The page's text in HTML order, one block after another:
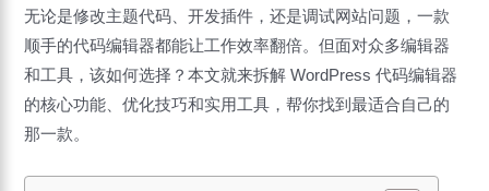
无论是修改主题代码、开发插件，还是调试网站问题，一款
顺手的代码编辑器都能让工作效率翻倍。但面对众多编辑器
和工具，该如何选择？本文就来拆解 WordPress 代码编辑器
的核心功能、优化技巧和实用工具，帮你找到最适合自己的
那一款。